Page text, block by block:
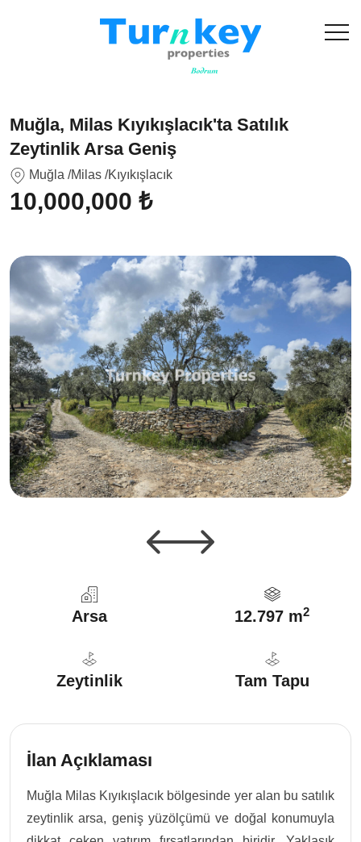
Muğla, Milas Kıyıkışlacık'ta Satılık
Zeytinlik Arsa Geniş
Muğla /Milas /Kıyıkışlacık
10,000,000 ₺
Arsa 12.797 m2
Zeytinlik Tam Tapu
İlan Açıklaması
Muğla Milas Kıyıkışlacık bölgesinde yer alan bu satılık
zeytinlik arsa, geniş yüzölçümü ve doğal konumuyla